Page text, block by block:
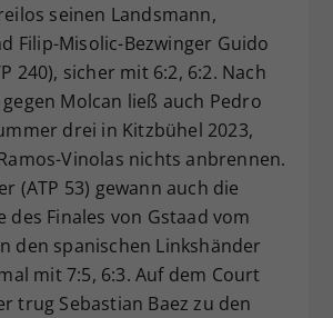
seinen Landsmann,
Filip-Misolic-Bezwinger Guido
240), sicher mit 6:2, 6:2. Nach
Molcan ließ auch Pedro
drei in Kitzbühel 2023,
Vinolas nichts anbrennen.
(ATP 53) gewann auch die
des Finales von Gstaad vom
den spanischen Linkshänder
mit 7:5, 6:3. Auf dem Court
trug Sebastian Baez zu den